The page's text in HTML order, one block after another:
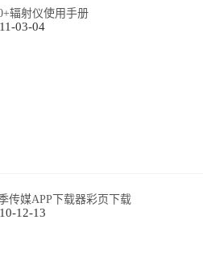
辐射仪使用手册
03-04
传媒APP下载器彩页下载
12-13